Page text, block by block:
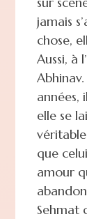
jamais
chose,
Aussi, à
années,
elle se
que
amour
Sehmat